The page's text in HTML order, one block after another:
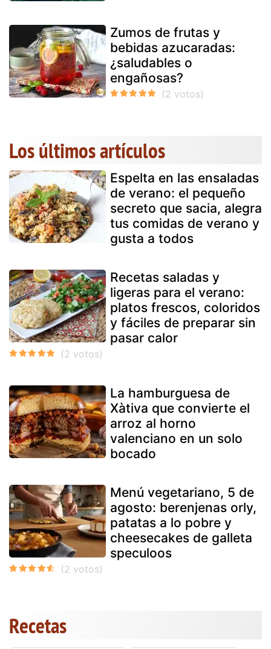
Zumos de frutas y
bebidas azucaradas:
¿saludables o
engañosas?
Los últimos artículos
Espelta en las ensaladas
de verano: el pequeño
secreto que sacia, alegra
tus comidas de verano y
gusta a todos
Recetas saladas y
ligeras para el verano:
platos frescos, coloridos
y fáciles de preparar sin
pasar calor
La hamburguesa de
Xàtiva que convierte el
arroz al horno
valenciano en un solo
bocado
Menú vegetariano, 5 de
agosto: berenjenas orly,
patatas a lo pobre y
cheesecakes de galleta
speculoos
Recetas